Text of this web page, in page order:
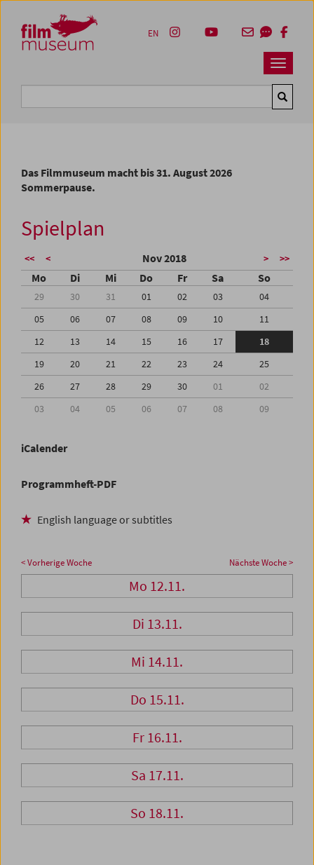
Zum Inhalt
Zum Hauptmenü
Zur Servicenavigation
Zum Suche
Navbar
EN
Das Filmmuseum macht bis 31. August 2026
Sommerpause.
Spielplan
<< < Nov 2018 > >>
Mo Di Mi Do Fr Sa So
29 30 31 01 02 03
04
05
06 07 08 09 10
11
12
13 14 15 16 17
18
19
20 21 22 23 24
25
26
27 28 29 30 01
02
03
04 05 06 07 08 09
iCalender
Programmheft-PDF
English language or subtitles
< Vorherige Woche Nächste Woche >
Mo 12.11.
Di 13.11.
Mi 14.11.
Do 15.11.
Fr 16.11.
Sa 17.11.
So 18.11.